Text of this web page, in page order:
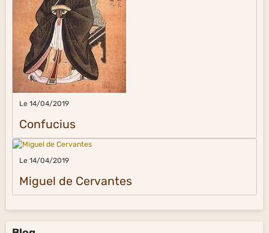
Le 14/04/2019
Confucius
Le 14/04/2019
Miguel de Cervantes